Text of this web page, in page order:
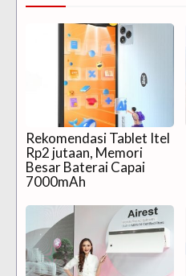
Rekomendasi Tablet Itel
Rp2 jutaan, Memori
Besar Baterai Capai
7000mAh